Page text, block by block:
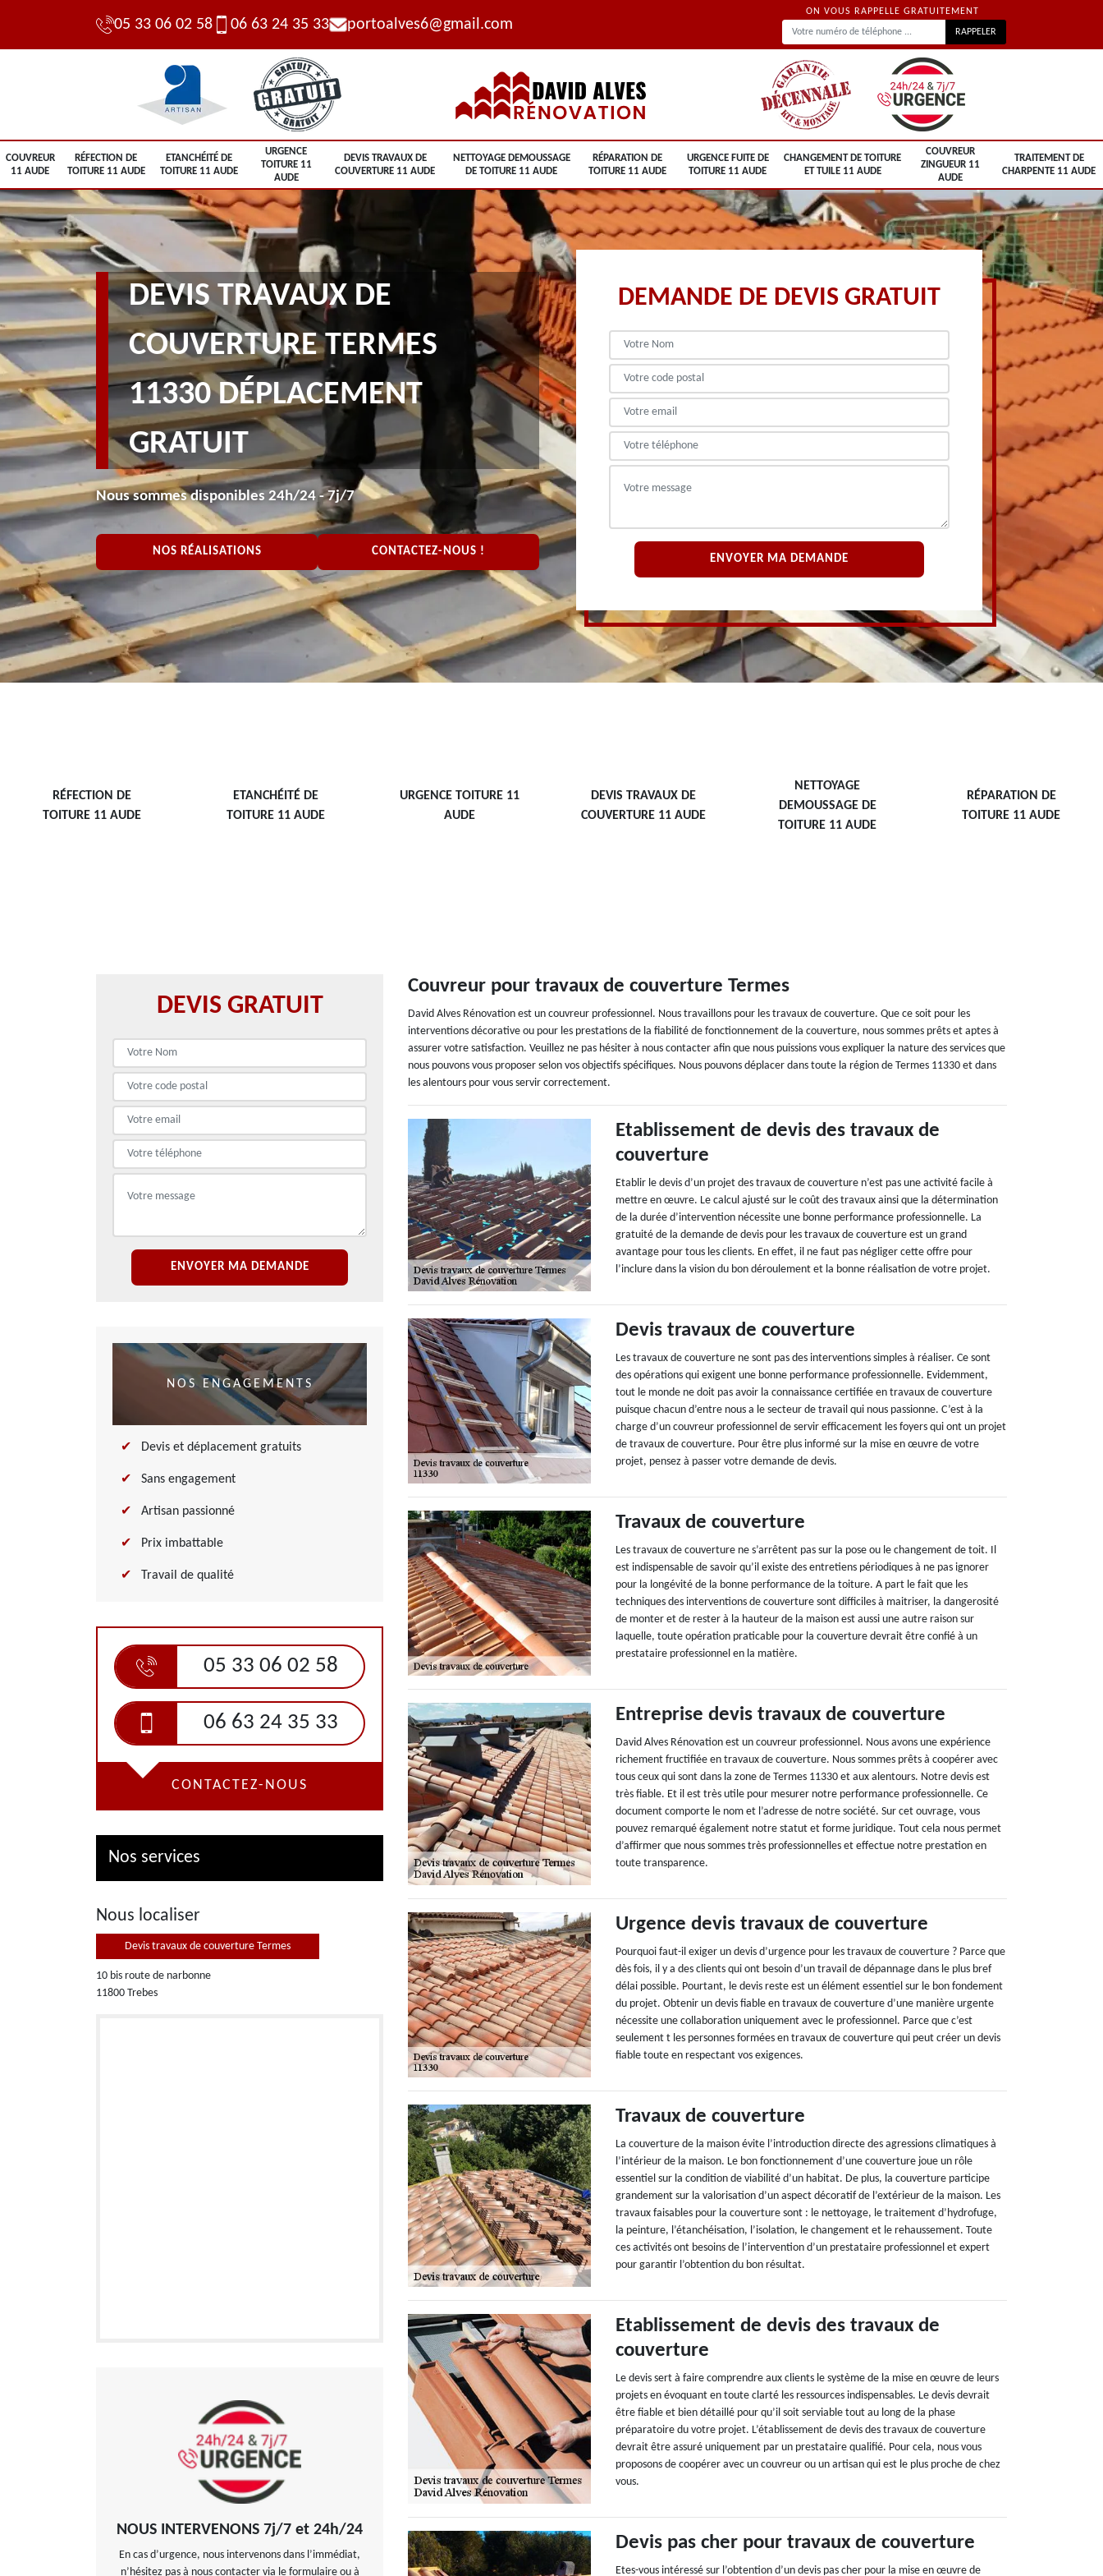
05 33 06 02 58 06 63 24 35 33 portoalves6@gmail.com
ON VOUS RAPPELLE GRATUITEMENT
COUVREUR
11 AUDE
RÉFECTION DE
TOITURE 11 AUDE
ETANCHÉITÉ DE
TOITURE 11 AUDE
URGENCE
TOITURE 11
AUDE
DEVIS TRAVAUX DE
COUVERTURE 11 AUDE
NETTOYAGE DEMOUSSAGE
DE TOITURE 11 AUDE
RÉPARATION DE
TOITURE 11 AUDE
URGENCE FUITE DE
TOITURE 11 AUDE
CHANGEMENT DE TOITURE
ET TUILE 11 AUDE
COUVREUR
ZINGUEUR 11
AUDE
TRAITEMENT DE
CHARPENTE 11 AUDE
DEVIS TRAVAUX DE
COUVERTURE TERMES
11330 DÉPLACEMENT
GRATUIT
Nous sommes disponibles 24h/24 - 7j/7
NOS RÉALISATIONS CONTACTEZ-NOUS !
DEMANDE DE DEVIS GRATUIT
RÉFECTION DE
TOITURE 11 AUDE
ETANCHÉITÉ DE
TOITURE 11 AUDE
URGENCE TOITURE 11
AUDE
DEVIS TRAVAUX DE
COUVERTURE 11 AUDE
NETTOYAGE
DEMOUSSAGE DE
TOITURE 11 AUDE
RÉPARATION DE
TOITURE 11 AUDE
DEVIS GRATUIT
NOS ENGAGEMENTS
Devis et déplacement gratuits
Sans engagement
Artisan passionné
Prix imbattable
Travail de qualité
05 33 06 02 58
06 63 24 35 33
CONTACTEZ-NOUS
Nos services
Nous localiser
Devis travaux de couverture Termes
10 bis route de narbonne
11800 Trebes
NOUS INTERVENONS 7j/7 et 24h/24
En cas d’urgence, nous intervenons dans l’immédiat,
n’hésitez pas à nous contacter via le formulaire ou à
Couvreur pour travaux de couverture Termes
David Alves Rénovation est un couvreur professionnel. Nous travaillons pour les travaux de couverture. Que ce soit pour les
interventions décorative ou pour les prestations de la fiabilité de fonctionnement de la couverture, nous sommes prêts et aptes à
assurer votre satisfaction. Veuillez ne pas hésiter à nous contacter afin que nous puissions vous expliquer la nature des services que
nous pouvons vous proposer selon vos objectifs spécifiques. Nous pouvons déplacer dans toute la région de Termes 11330 et dans
les alentours pour vous servir correctement.
Etablissement de devis des travaux de
couverture
Etablir le devis d’un projet des travaux de couverture n’est pas une activité facile à
mettre en œuvre. Le calcul ajusté sur le coût des travaux ainsi que la détermination
de la durée d’intervention nécessite une bonne performance professionnelle. La
gratuité de la demande de devis pour les travaux de couverture est un grand
avantage pour tous les clients. En effet, il ne faut pas négliger cette offre pour
l’inclure dans la vision du bon déroulement et la bonne réalisation de votre projet.
Devis travaux de couverture
Les travaux de couverture ne sont pas des interventions simples à réaliser. Ce sont
des opérations qui exigent une bonne performance professionnelle. Evidemment,
tout le monde ne doit pas avoir la connaissance certifiée en travaux de couverture
puisque chacun d’entre nous a le secteur de travail qui nous passionne. C’est à la
charge d’un couvreur professionnel de servir efficacement les foyers qui ont un projet
de travaux de couverture. Pour être plus informé sur la mise en œuvre de votre
projet, pensez à passer votre demande de devis.
Travaux de couverture
Les travaux de couverture ne s’arrêtent pas sur la pose ou le changement de toit. Il
est indispensable de savoir qu’il existe des entretiens périodiques à ne pas ignorer
pour la longévité de la bonne performance de la toiture. A part le fait que les
techniques des interventions de couverture sont difficiles à maitriser, la dangerosité
de monter et de rester à la hauteur de la maison est aussi une autre raison sur
laquelle, toute opération praticable pour la couverture devrait être confié à un
prestataire professionnel en la matière.
Entreprise devis travaux de couverture
David Alves Rénovation est un couvreur professionnel. Nous avons une expérience
richement fructifiée en travaux de couverture. Nous sommes prêts à coopérer avec
tous ceux qui sont dans la zone de Termes 11330 et aux alentours. Notre devis est
très fiable. Et il est très utile pour mesurer notre performance professionnelle. Ce
document comporte le nom et l’adresse de notre société. Sur cet ouvrage, vous
pouvez remarqué également notre statut et forme juridique. Tout cela nous permet
d’affirmer que nous sommes très professionnelles et effectue notre prestation en
toute transparence.
Urgence devis travaux de couverture
Pourquoi faut-il exiger un devis d’urgence pour les travaux de couverture ? Parce que
dès fois, il y a des clients qui ont besoin d’un travail de dépannage dans le plus bref
délai possible. Pourtant, le devis reste est un élément essentiel sur le bon fondement
du projet. Obtenir un devis fiable en travaux de couverture d’une manière urgente
nécessite une collaboration uniquement avec le professionnel. Parce que c’est
seulement t les personnes formées en travaux de couverture qui peut créer un devis
fiable toute en respectant vos exigences.
Travaux de couverture
La couverture de la maison évite l’introduction directe des agressions climatiques à
l’intérieur de la maison. Le bon fonctionnement d’une couverture joue un rôle
essentiel sur la condition de viabilité d’un habitat. De plus, la couverture participe
grandement sur la valorisation d’un aspect décoratif de l’extérieur de la maison. Les
travaux faisables pour la couverture sont : le nettoyage, le traitement d’hydrofuge,
la peinture, l’étanchéisation, l’isolation, le changement et le rehaussement. Toute
ces activités ont besoins de l’intervention d’un prestataire professionnel et expert
pour garantir l’obtention du bon résultat.
Etablissement de devis des travaux de
couverture
Le devis sert à faire comprendre aux clients le système de la mise en œuvre de leurs
projets en évoquant en toute clarté les ressources indispensables. Le devis devrait
être fiable et bien détaillé pour qu’il soit serviable tout au long de la phase
préparatoire du votre projet. L’établissement de devis des travaux de couverture
devrait être assuré uniquement par un prestataire qualifié. Pour cela, nous vous
proposons de coopérer avec un couvreur ou un artisan qui est le plus proche de chez
vous.
Devis pas cher pour travaux de couverture
Etes-vous intéressé sur l’obtention d’un devis pas cher pour la mise en œuvre de